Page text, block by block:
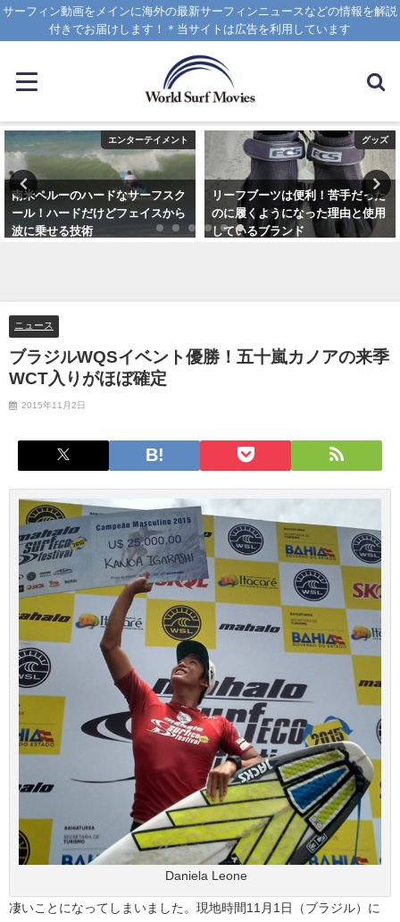
サーフィン動画をメインに海外の最新サーフィンニュースなどの情報を解説
付きでお届けします！＊当サイトは広告を利用しています
エンターテイメント
南米ペルーのハードなサーフスク
ール！ハードだけどフェイスから
波に乗せる技術
グッズ
リーフブーツは便利！苦手だった
のに履くようになった理由と使用
しているブランド
ニュース
ブラジルWQSイベント優勝！五十嵐カノアの来季
WCT入りがほぼ確定
2015年11月2日
©Daniela Leone
凄いことになってしまいました。現地時間11月1日（ブラジル）に